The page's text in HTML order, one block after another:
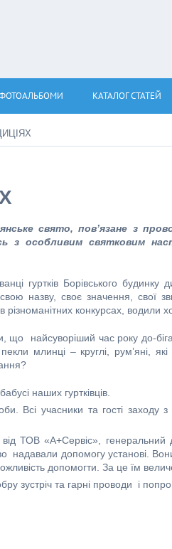
КАТАЛОГ СТАТЕЙ
свято, пов’язане з
з особливим святковим
гуртків Борівського будинку
назву, своє значення, свої
різноманітних конкурсах, водили
найсуворіший час року до-
млинці – круглі, рум’яні,
наших гуртківців.
Всі учасники та гості
ТОВ «А+Сервіс»,
допомогу установі.
допомогти. За це їм
зустріч та гарні проводи і